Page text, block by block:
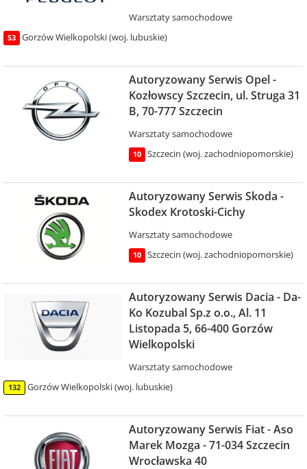
Warsztaty samochodowe
S3 Gorzów Wielkopolski (woj. lubuskie)
Autoryzowany Serwis Opel -
Kozłowscy Szczecin, ul. Struga 31
B, 70-777 Szczecin
Warsztaty samochodowe
10 Szczecin (woj. zachodniopomorskie)
Autoryzowany Serwis Skoda -
Skodex Krotoski-Cichy
Warsztaty samochodowe
10 Szczecin (woj. zachodniopomorskie)
Autoryzowany Serwis Dacia - Da-
Ko Kozubal Sp.z o.o., Al. 11
Listopada 5, 66-400 Gorzów
Wielkopolski
Warsztaty samochodowe
132 Gorzów Wielkopolski (woj. lubuskie)
Autoryzowany Serwis Fiat - Aso
Marek Mozga - 71-034 Szczecin
Wrocławska 40